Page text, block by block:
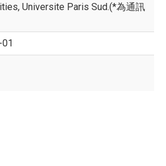
Universite Paris Sud.(*為通訊